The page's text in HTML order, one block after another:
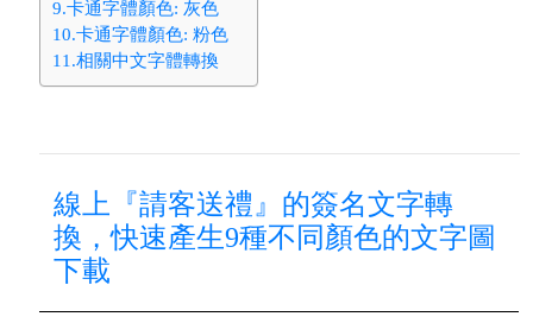
9.卡通字體顏色: 灰色
10.卡通字體顏色: 粉色
11.相關中文字體轉換
線上『請客送禮』的簽名文字轉
換，快速產生9種不同顏色的文字圖
下載